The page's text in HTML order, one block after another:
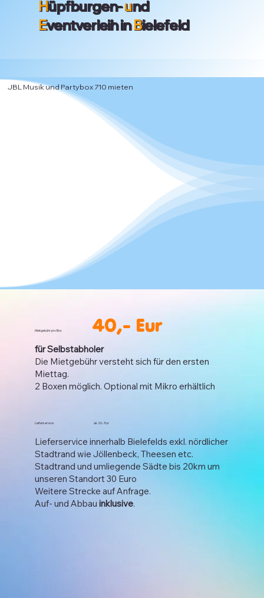
Hüpfburgen-und
Eventverleih inBielefeld
JBL Musik und Partybox 710 mieten
Mietgebühr pro Box 40,- Eur
für Selbstabholer
Die Mietgebühr versteht sich für den ersten
Miettag.
2 Boxen möglich. Optional mit Mikro erhältlich
Lieferservice ab 20,- Eur
Lieferservice innerhalb Bielefelds exkl. nördlicher
Stadtrand wie Jöllenbeck, Theesen etc.
​Stadtrand und umliegende Sädte bis 20km um
unseren Standort 30 Euro
Weitere Strecke auf Anfrage.​
Auf- und Abbau inklusive.​